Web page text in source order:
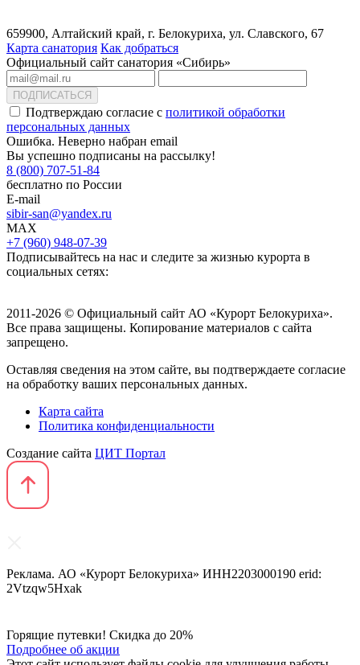
659900, Алтайский край, г. Белокуриха, ул. Славского, 67
Карта санатория Как добраться
Официальный сайт санатория «Сибирь»
ПОДПИСАТЬСЯ
Подтверждаю согласие с политикой обработки
персональных данных
Ошибка. Неверно набран email
Вы успешно подписаны на рассылку!
8 (800) 707-51-84
бесплатно по России
E-mail
sibir-san@yandex.ru
MAX
+7 (960) 948-07-39
Подписывайтесь на нас и следите за жизнью курорта в
социальных сетях:
2011-2026 © Официальный сайт АО «Курорт Белокуриха».
Все права защищены. Копирование материалов с сайта
запрещено.
Оставляя сведения на этом сайте, вы подтверждаете согласие
на обработку ваших персональных данных.
Карта сайта
Политика конфиденциальности
Создание сайта ЦИТ Портал
Реклама. АО «Курорт Белокуриха» ИНН2203000190 erid:
2Vtzqw5Hxak
Горящие путевки! Скидка до 20%
Подробнее об акции